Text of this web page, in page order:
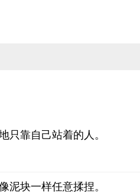
只靠自己站着的人。
泥块一样任意揉捏。